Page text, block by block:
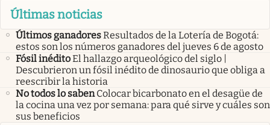
Últimas noticias
Últimos ganadoresResultados de la Lotería de Bogotá:
estos son los números ganadores del jueves 6 de agosto
Fósil inéditoEl hallazgo arqueológico del siglo |
Descubrieron un fósil inédito de dinosaurio que obliga a
reescribir la historia
No todos lo saben Colocar bicarbonato en el desagüe de
la cocina una vez por semana: para qué sirve y cuáles son
sus beneficios